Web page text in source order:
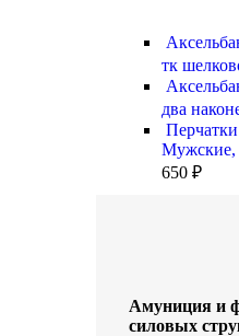
тк
два
Мужские,
650 ₽
Амуниция и
силовых